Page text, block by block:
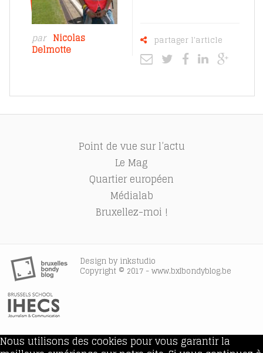
par Nicolas
Delmotte
partager l'article
Point de vue sur l’actu
Le Mag
Quartier européen
Médialab
Bruxellez-moi !
Design by inkstudio
Copyright © 2017 - www.bxlbondyblog.be
Nous utilisons des cookies pour vous garantir la